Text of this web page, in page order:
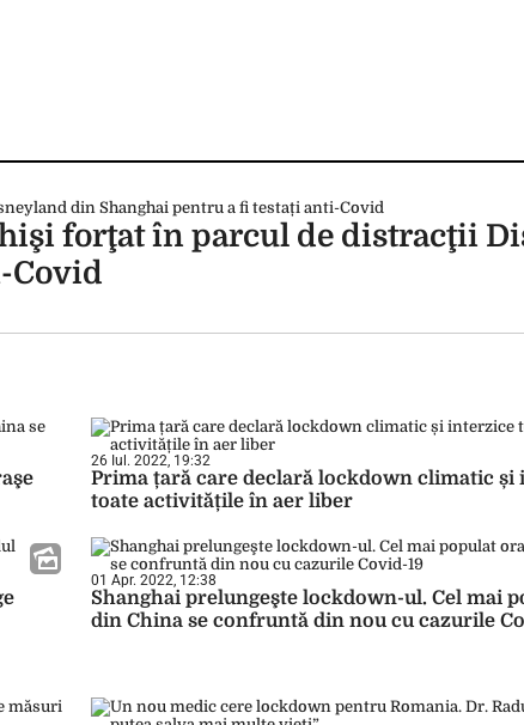
forţat în parcul de distracţii
Covid
26 Iul. 2022, 19:32
Prima țară care declară lockdown climatic și
toate activitățile în aer liber
01 Apr. 2022, 12:38
Shanghai prelungeşte lockdown-ul. Cel mai
din China se confruntă din nou cu cazurile